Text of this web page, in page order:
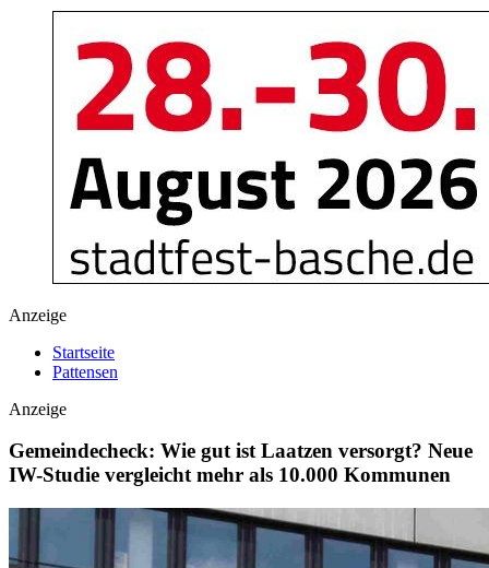
Anzeige
Startseite
Pattensen
Anzeige
Gemeindecheck: Wie gut ist Laatzen versorgt? Neue
IW-Studie vergleicht mehr als 10.000 Kommunen